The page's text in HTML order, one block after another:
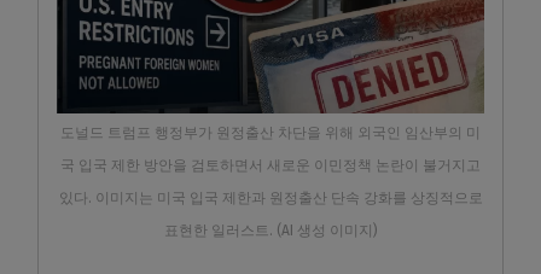
도널드 트럼프 행정부가 원정출산 차단을 위해 외국인 임산부의 미
국 입국 제한 방안을 검토하면서 새로운 이민정책 논란이 불거지고
있다. 이미지는 미국 입국 제한과 원정출산 단속 강화를 상징적으로
표현한 일러스트. (AI 생성 이미지)